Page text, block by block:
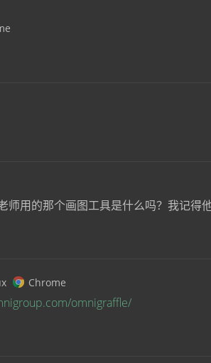
师用的那个画图工具是什么吗？我记得
Chrome
omnigraffle/